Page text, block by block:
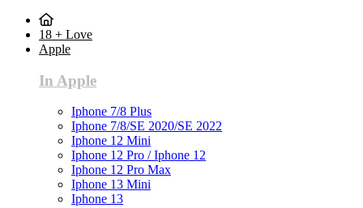
18 + Love
Apple
In Apple
Iphone 7/8 Plus
Iphone 7/8/SE 2020/SE 2022
Iphone 12 Mini
Iphone 12 Pro / Iphone 12
Iphone 12 Pro Max
Iphone 13 Mini
Iphone 13